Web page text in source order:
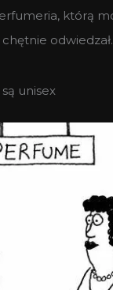
którą
chętnie odwiedzał.
unisex